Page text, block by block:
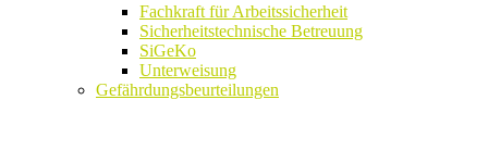
Fachkraft für Arbeitssicherheit
Sicherheitstechnische Betreuung
SiGeKo
Unterweisung
Gefährdungsbeurteilungen